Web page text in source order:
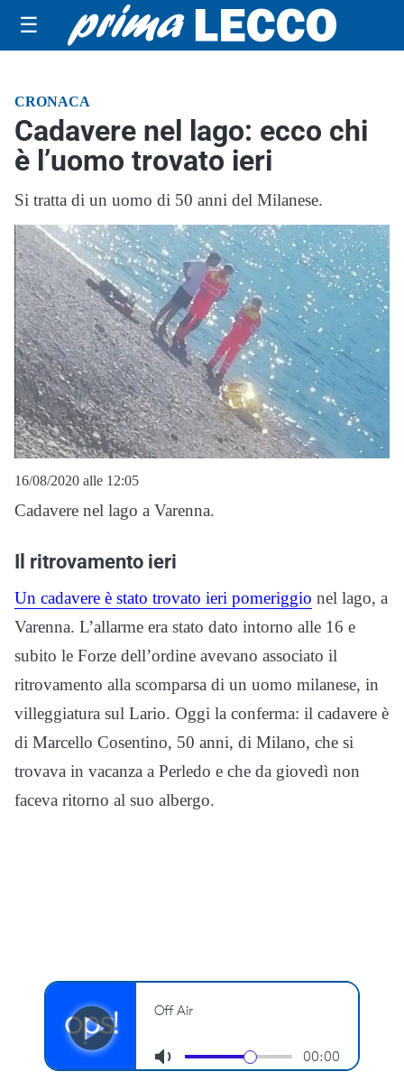
☰
CRONACA
Cadavere nel lago: ecco chi
è l’uomo trovato ieri
Si tratta di un uomo di 50 anni del Milanese.
16/08/2020 alle 12:05
Cadavere nel lago a Varenna.
Il ritrovamento ieri
Un cadavere è stato trovato ieri pomeriggio nel lago, a
Varenna. L’allarme era stato dato intorno alle 16 e
subito le Forze dell’ordine avevano associato il
ritrovamento alla scomparsa di un uomo milanese, in
villeggiatura sul Lario. Oggi la conferma: il cadavere è
di Marcello Cosentino, 50 anni, di Milano, che si
trovava in vacanza a Perledo e che da giovedì non
faceva ritorno al suo albergo.